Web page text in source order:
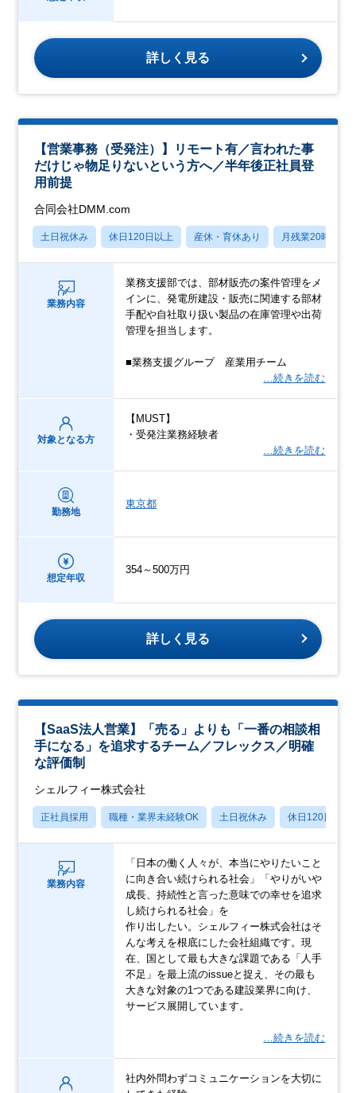
詳しく見る
【営業事務（受発注）】リモート有／言われた事
だけじゃ物足りないという方へ／半年後正社員登
用前提
合同会社DMM.com
土日祝休み 休日120日以上 産休・育休あり 月残業20時間以
業務内容
業務支援部では、部材販売の案件管理をメ
インに、発電所建設・販売に関連する部材
手配や自社取り扱い製品の在庫管理や出荷
管理を担当します。
■業務支援グループ 産業用チーム
…続きを読む
対象となる方
【MUST】
・受発注業務経験者
…続きを読む
勤務地
東京都
想定年収
354～500万円
詳しく見る
【SaaS法人営業】「売る」よりも「一番の相談相
手になる」を追求するチーム／フレックス／明確
な評価制
シェルフィー株式会社
正社員採用 職種・業界未経験OK 土日祝休み 休日120日以上
業務内容
「日本の働く人々が、本当にやりたいこと
に向き合い続けられる社会」「やりがいや
成長、持続性と言った意味での幸せを追求
し続けられる社会」を
作り出したい。シェルフィー株式会社はそ
んな考えを根底にした会社組織です。現
在、国として最も大きな課題である「人手
不足」を最上流のissueと捉え、その最も
大きな対象の1つである建設業界に向け、
サービス展開しています。
…続きを読む
社内外問わずコミュニケーションを大切に